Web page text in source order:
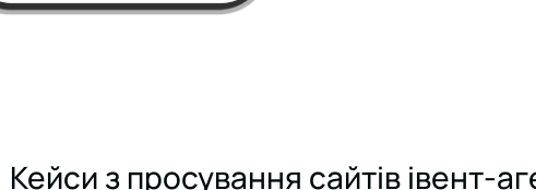
Кейси з просування сайтів івент-